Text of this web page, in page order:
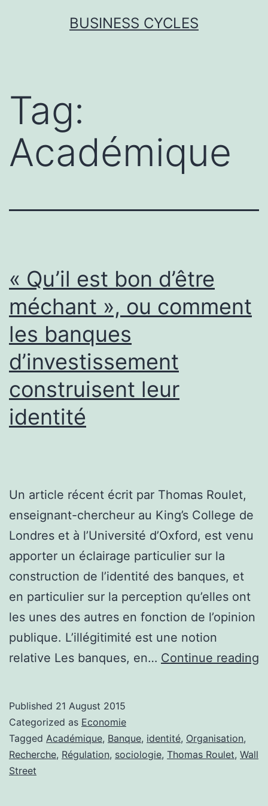
BUSINESS CYCLES
Tag:
Académique
« Qu’il est bon d’être
méchant », ou comment
les banques
d’investissement
construisent leur
identité
Un article récent écrit par Thomas Roulet,
enseignant-chercheur au King’s College de
Londres et à l’Université d’Oxford, est venu
apporter un éclairage particulier sur la
construction de l’identité des banques, et
en particulier sur la perception qu’elles ont
les unes des autres en fonction de l’opinion
publique. L’illégitimité est une notion
relative Les banques, en… Continue reading
Published 21 August 2015
Categorized as Economie
Tagged Académique, Banque, identité, Organisation,
Recherche, Régulation, sociologie, Thomas Roulet, Wall
Street